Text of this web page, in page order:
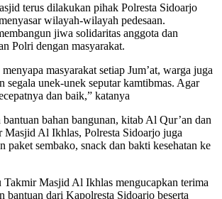
terus dilakukan pihak Polresta Sidoarjo
wilayah-wilayah pedesaan.
jiwa solidaritas anggota dan
Polri dengan masyarakat.
masyarakat setiap Jum’at, warga juga
segala unek-unek seputar kamtibmas. Agar
dan baik,” katanya
bahan bangunan, kitab Al Qur’an dan
Masjid Al Ikhlas, Polresta Sidoarjo juga
paket sembako, snack dan bakti kesehatan ke
Masjid Al Ikhlas mengucapkan terima
bantuan dari Kapolresta Sidoarjo beserta